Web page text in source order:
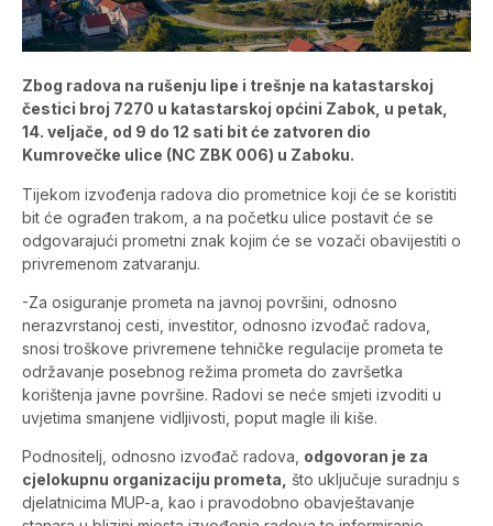
Zbog radova na rušenju lipe i trešnje na katastarskoj
čestici broj 7270 u katastarskoj općini Zabok, u petak,
14. veljače, od 9 do 12 sati bit će zatvoren dio
Kumrovečke ulice (NC ZBK 006) u Zaboku.
Tijekom izvođenja radova dio prometnice koji će se koristiti
bit će ograđen trakom, a na početku ulice postavit će se
odgovarajući prometni znak kojim će se vozači obavijestiti o
privremenom zatvaranju.
-Za osiguranje prometa na javnoj površini, odnosno
nerazvrstanoj cesti, investitor, odnosno izvođač radova,
snosi troškove privremene tehničke regulacije prometa te
održavanje posebnog režima prometa do završetka
korištenja javne površine. Radovi se neće smjeti izvoditi u
uvjetima smanjene vidljivosti, poput magle ili kiše.
Podnositelj, odnosno izvođač radova, odgovoran je za
cjelokupnu organizaciju prometa,
što uključuje suradnju s
djelatnicima MUP-a, kao i pravodobno obavještavanje